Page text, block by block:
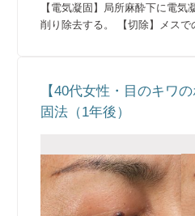
【電気凝固】局所麻酔下に電気
削り除去する。 【切除】メス
【40代女性・目のキワ
固法（1年後）